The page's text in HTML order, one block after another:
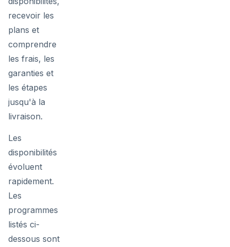
recevoir les
plans et
comprendre
les frais, les
garanties et
les étapes
jusqu'à la
livraison.
Les
disponibilités
évoluent
rapidement.
Les
programmes
listés ci-
dessous sont